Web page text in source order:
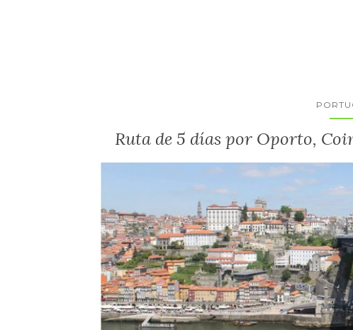
Ruta de 5 días por Oporto,